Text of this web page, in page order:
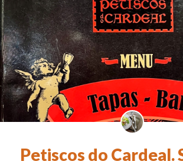
Petiscos do Cardeal.